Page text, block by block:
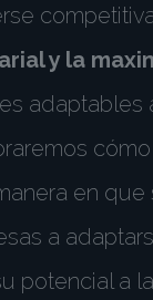
y la
en
a
potencial a